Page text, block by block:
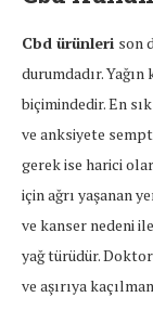
Cbd ürünleri son
durumdadır.
biçimindedir. En
ve anksiyete
gerek ise harici
için ağrı yaşanan
ve kanser nedeni
yağ türüdür.
ve aşırıya